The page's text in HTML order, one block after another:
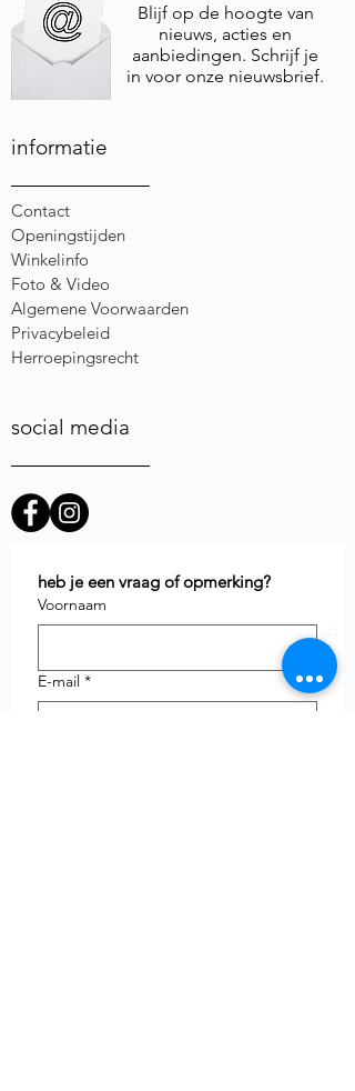
Blijf op de hoogte van
nieuws, acties en
aanbiedingen. Schrijf je
in voor onze nieuwsbrief.
informatie
Contact
Openingstijden
Winkelinfo
Foto & Video
Algemene Voorwaarden
Privacybeleid
Herroepingsrecht
social media
heb je een vraag of opmerking?
Voornaam
E-mail *